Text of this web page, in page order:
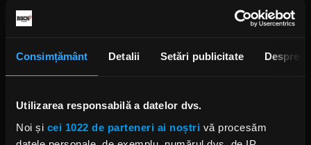
Consimțământ Detalii Setări publicitate Despre
Utilizarea responsabilă a datelor dvs.
Noi și cei 1022 de parteneri ai noștri vă procesăm